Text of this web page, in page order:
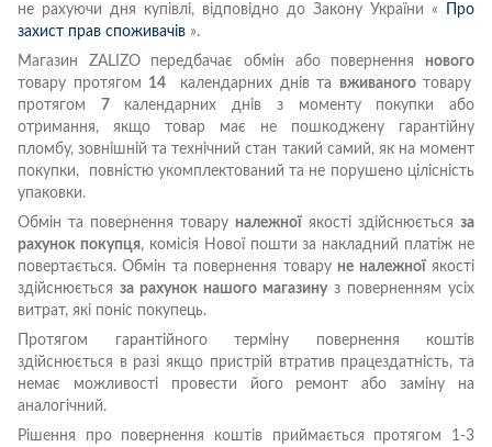
не рахуючи дня купівлі, відповідно до Закону України «
Про
захист прав споживачів ».
Магазин ZALIZO передбачає обмін або повернення
нового
товару протягом 14 календарних днів та вживаноготовару
протягом 7календарних днів з моменту покупки або
отримання, якщо товар має не пошкоджену гарантійну
пломбу, зовнішній та технічний стан такий самий, як на момент
покупки, повністю укомплектований та не порушено цілісність
упаковки.
Обмін та повернення товару належної якості здійснюється за
рахунок покупця, комісія Нової пошти за накладний платіж не
повертається. Обмін та повернення товару не належноїякості
здійснюється за рахунок нашого магазинуз поверненням усіх
витрат, які поніс покупець.
Протягом гарантійного терміну повернення коштів
здійснюється в разі якщо пристрій втратив працездатність, та
немає можливості провести його ремонт або заміну на
аналогічний.
Рішення про повернення коштів приймається протягом 1-3